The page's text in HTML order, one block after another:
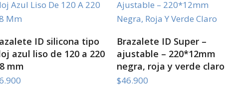
SELECT OPTIONS
ID silicona tipo
azul liso de 120 a 220
mm
SELECT OPTIONS
Brazalete ID Super –
ajustable – 220*12mm
negra, roja y verde claro
$46.900